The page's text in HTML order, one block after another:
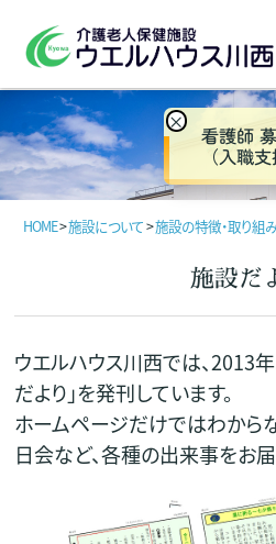
HOME>施設について>施設の特徴・取り組
施設だ
ウエルハウス川西では、2013
だより」を発刊しています。
ホームページだけではわから
日会など、各種の出来事をお届
×
看護師
（入職